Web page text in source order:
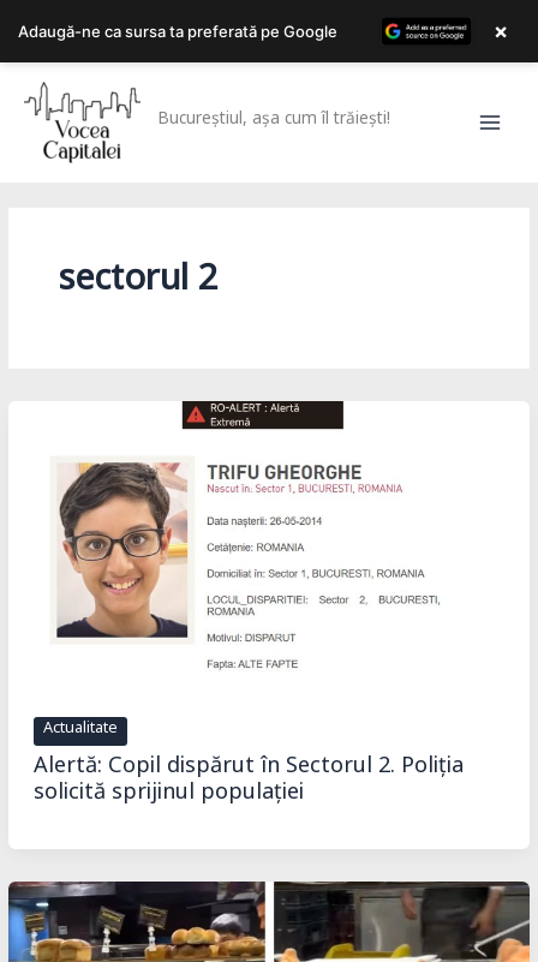
content
Bucureștiul, așa cum îl trăiești!
sectorul 2
Actualitate
Alertă: Copil dispărut în Sectorul 2. Poliția
solicită sprijinul populației
Adaugă-ne ca sursa ta preferată pe Google ×